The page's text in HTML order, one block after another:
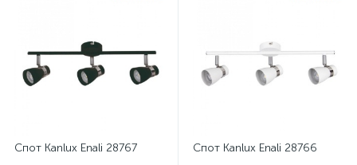
Спот Kanlux Enali 28767 Спот Kanlux Enali 28766